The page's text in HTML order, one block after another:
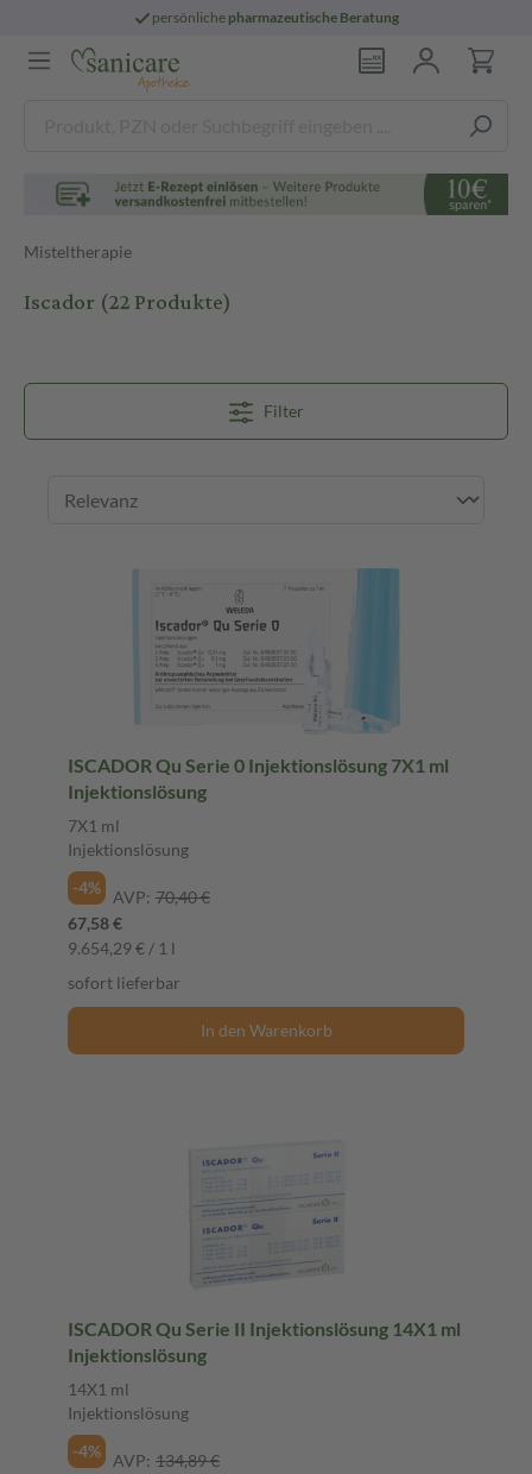
persönliche pharmazeutische Beratung
Misteltherapie
Iscador (22 Produkte)
Filter
ISCADOR Qu Serie 0 Injektionslösung 7X1 ml
Injektionslösung
7X1 ml
Injektionslösung
-4%
AVP: 70,40 €
67,58 €
9.654,29 € / 1 l
sofort lieferbar
In den Warenkorb
ISCADOR Qu Serie II Injektionslösung 14X1 ml
Injektionslösung
14X1 ml
Injektionslösung
-4%
AVP: 134,89 €